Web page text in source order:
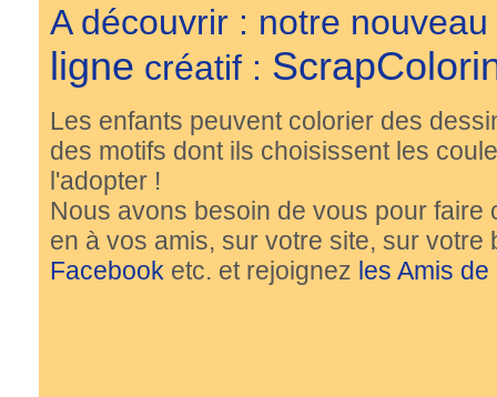
A découvrir : notre
ligne créatif :
Les enfants peuvent colorier des
des motifs dont ils choisissent les
l'adopter !
Nous avons besoin de vous pour
en à vos amis, sur votre site, sur
Facebook etc. et rejoignez les Amis